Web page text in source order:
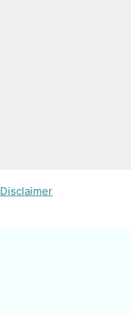
Disclaimer